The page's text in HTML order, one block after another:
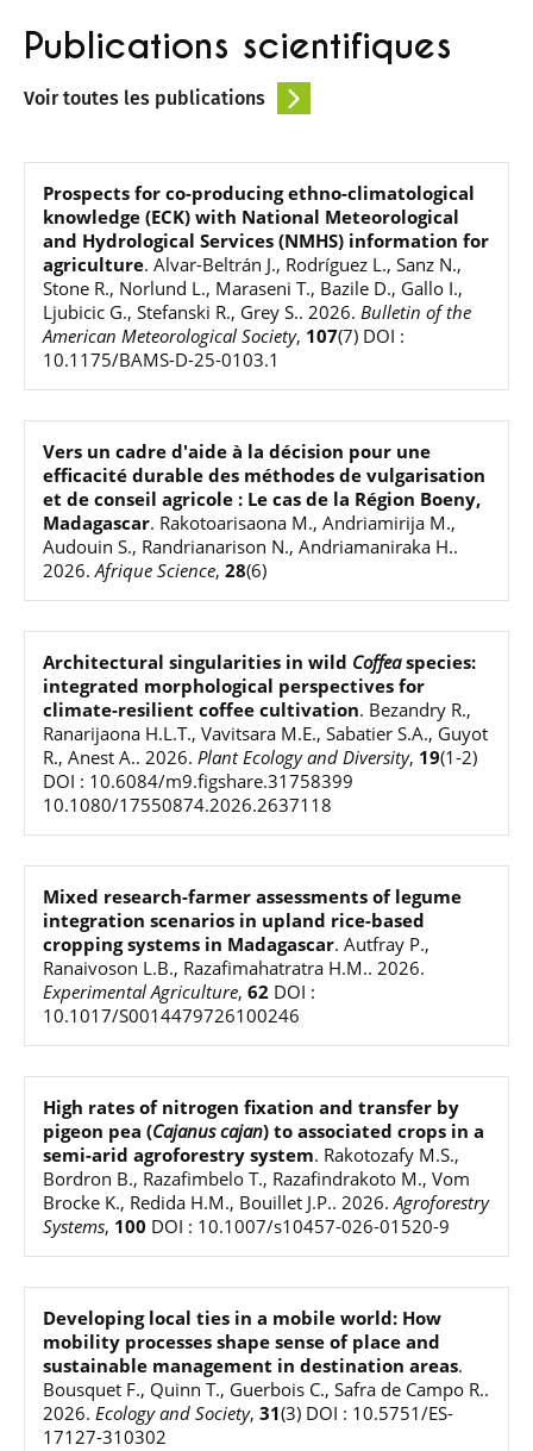
Publications scientifiques
Voir toutes les publications
Prospects for co-producing ethno-climatological
knowledge (ECK) with National Meteorological
and Hydrological Services (NMHS) information for
agriculture. Alvar-Beltrán J., Rodríguez L., Sanz N.,
Stone R., Norlund L., Maraseni T., Bazile D., Gallo I.,
Ljubicic G., Stefanski R., Grey S.. 2026. Bulletin of the
American Meteorological Society, 107(7) DOI :
10.1175/BAMS-D-25-0103.1
Vers un cadre d'aide à la décision pour une
efficacité durable des méthodes de vulgarisation
et de conseil agricole : Le cas de la Région Boeny,
Madagascar. Rakotoarisaona M., Andriamirija M.,
Audouin S., Randrianarison N., Andriamaniraka H..
2026.Afrique Science, 28(6)
Architectural singularities in wild Coffeaspecies:
integrated morphological perspectives for
climate-resilient coffee cultivation. Bezandry R.,
Ranarijaona H.L.T., Vavitsara M.E., Sabatier S.A., Guyot
R., Anest A.. 2026. Plant Ecology and Diversity, 19(1-2)
DOI : 10.6084/m9.figshare.31758399
10.1080/17550874.2026.2637118
Mixed research-farmer assessments of legume
integration scenarios in upland rice-based
cropping systems in Madagascar. Autfray P.,
Ranaivoson L.B., Razafimahatratra H.M.. 2026.
Experimental Agriculture, 62 DOI :
10.1017/S0014479726100246
High rates of nitrogen fixation and transfer by
pigeon pea (Cajanus cajan) to associated crops in a
semi-arid agroforestry system. Rakotozafy M.S.,
Bordron B., Razafimbelo T., Razafindrakoto M., Vom
Brocke K., Redida H.M., Bouillet J.P.. 2026.Agroforestry
Systems, 100 DOI : 10.1007/s10457-026-01520-9
Developing local ties in a mobile world: How
mobility processes shape sense of place and
sustainable management in destination areas.
Bousquet F., Quinn T., Guerbois C., Safra de Campo R..
2026. Ecology and Society, 31(3) DOI : 10.5751/ES-
17127-310302